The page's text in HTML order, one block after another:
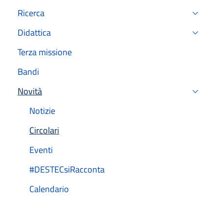
Ricerca
Didattica
Terza missione
Bandi
Novità
Attivo
Notizie
Circolari
Eventi
#DESTECsiRacconta
Calendario